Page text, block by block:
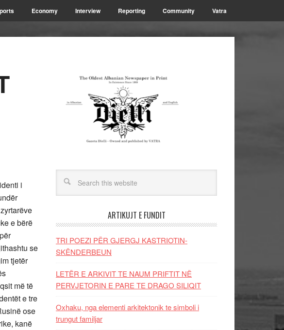
Economy Interview Reporting Community Vatra
i
e bërë
se
tjetër
më të
e tre
ose
kanë
ARTIKUJT E FUNDIT
TRI POEZI PËR GJERGJ KASTRIOTIN-
SKËNDERBEUN
LETËR E ARKIVIT TE NAUM PRIFTIT NË
PERVJETORIN E PARE TE DRAGO SILIQIT
Oxhaku, nga elementi arkitektonik te simboli i
trungut familjar